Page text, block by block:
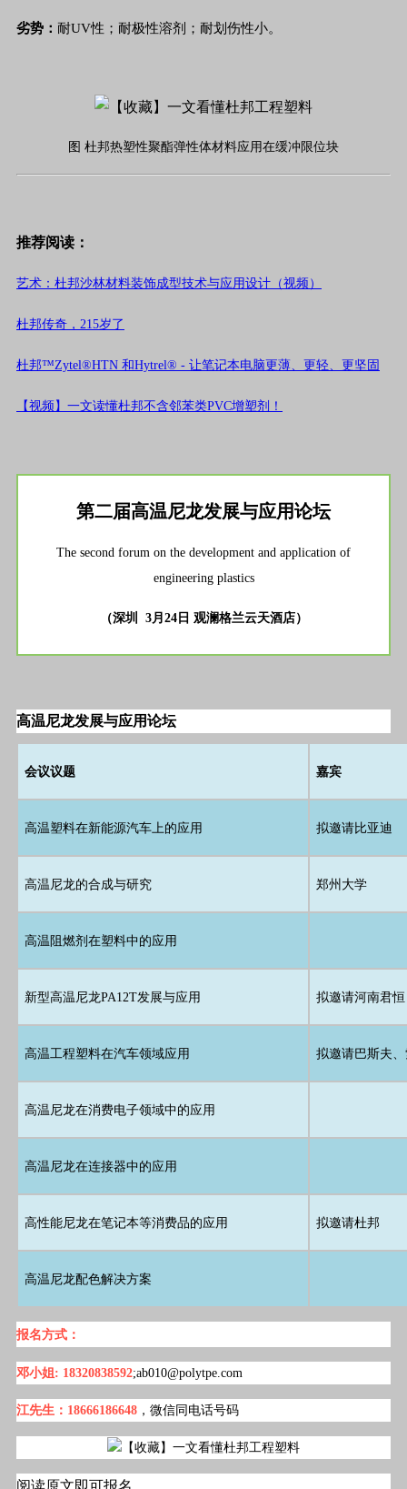
劣势： 耐UV性；耐极性溶剂；耐划伤性小。
图 杜邦热塑性聚酯弹性体材料应用在缓冲限位块
推荐阅读：
艺术：杜邦沙林材料装饰成型技术与应用设计（视频）
杜邦传奇，215岁了
杜邦™Zytel®HTN 和Hytrel® - 让笔记本电脑更薄、更轻、更坚固
【视频】一文读懂杜邦不含邻苯类PVC增塑剂！
第二届高温尼龙发展与应用论坛
The second forum on the development and application of
engineering plastics
（深圳 3月24日 观澜格兰云天酒店）
高温尼龙发展与应用论坛
会议议题 嘉宾
高温塑料在新能源汽车上的应用 拟邀请比亚迪
高温尼龙的合成与研究 郑州大学
高温阻燃剂在塑料中的应用
新型高温尼龙PA12T发展与应用 拟邀请河南君恒
高温工程塑料在汽车领域应用 拟邀请巴斯夫
高温尼龙在消费电子领域中的应用
高温尼龙在连接器中的应用
高性能尼龙在笔记本等消费品的应用 拟邀请杜邦
高温尼龙配色解决方案
报名方式：
邓小姐: 18320838592;ab010@polytpe.com
江先生： 18666186648 ，微信同电话号码